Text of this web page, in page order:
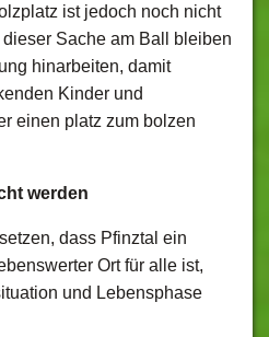
ist jedoch noch nicht
Sache am Ball bleiben
hinarbeiten, damit
Kinder und
einen platz zum bolzen
werden
dass Pfinztal ein
Ort für alle ist,
und Lebensphase